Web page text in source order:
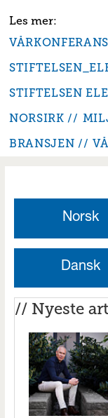
STIFTELSEN
NORSIRK
BRANSJEN
Norsk
Dansk
// Nyeste